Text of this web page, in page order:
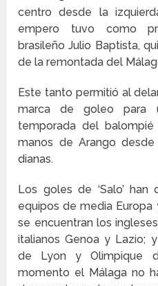
centro desde la
empero tuvo como
brasileño Julio Baptista,
de la remontada del
Este tanto permitió al
marca de goleo para
temporada del
manos de Arango
dianas.
Los goles de ‘Salo’
equipos de media
se encuentran los
italianos Genoa y Lazio;
de Lyon y Olimpique
momento el Málaga no